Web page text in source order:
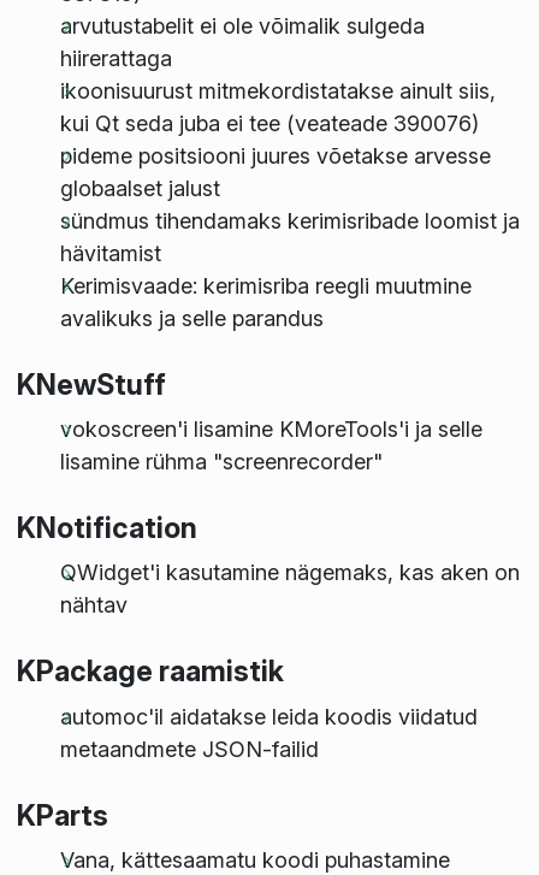
arvutustabelit ei ole võimalik sulgeda
hiirerattaga
ikoonisuurust mitmekordistatakse ainult siis,
kui Qt seda juba ei tee (veateade 390076)
pideme positsiooni juures võetakse arvesse
globaalset jalust
sündmus tihendamaks kerimisribade loomist ja
hävitamist
Kerimisvaade: kerimisriba reegli muutmine
avalikuks ja selle parandus
KNewStuff
vokoscreen'i lisamine KMoreTools'i ja selle
lisamine rühma "screenrecorder"
KNotification
QWidget'i kasutamine nägemaks, kas aken on
nähtav
KPackage raamistik
automoc'il aidatakse leida koodis viidatud
metaandmete JSON-failid
KParts
Vana, kättesaamatu koodi puhastamine